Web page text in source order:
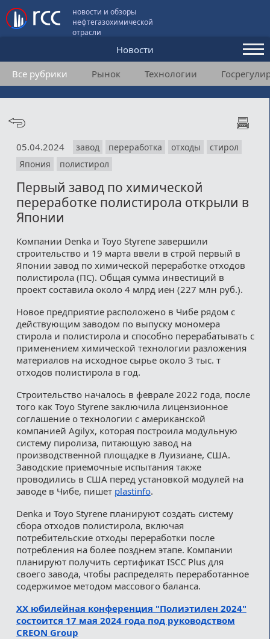
новости и обзоры
нефтегазохимической
отрасли
Новости
Аналитика и мнения
Конференции
Подписка
Пользовательское соглашение
Контакты
Все рубрики Рынок Технологии
05.04.2024 завод переработка отходы
стирол
Япония
полистирол
Первый завод по химической
переработке полистирола открыли в
Японии
Компании Denka и Toyo Styrene завершили
строительство и 19 марта ввели в строй первый в
Японии завод по химической переработке отходов
полистирола (ПС). Общая сумма инвестиций в
проект составила около 4 млрд иен (227 млн руб.).
Новое предприятие расположено в Чибе рядом с
действующим заводом по выпуску мономера
стирола и полистирола и способно перерабатывать с
применением химической технологии разложения
материалов на исходное сырье около 3 тыс. т
отходов полистирола в год.
Строительство началось в феврале 2022 года, после
того как Toyo Styrene заключила лицензионное
соглашение о технологии с американской
компанией Agilyx, которая построила модульную
систему пиролиза, питающую завод на
производственной площадке в Луизиане, США.
Заводские приемочные испытания также
проводились в США перед установкой модулей на
заводе в Чибе, пишет plastinfo.
Denka и Toyo Styrene планируют создать систему
сбора отходов полистирола, включая
потребительские отходы переработки после
потребления на более позднем этапе. Компании
планируют получить сертификат ISCC Plus для
своего завода, чтобы распределять переработанное
содержимое методом массового баланса.
XX юбилейная конференция "Полиэтилен 2024"
состоится 17 мая 2024 года под руководством
CREON Group